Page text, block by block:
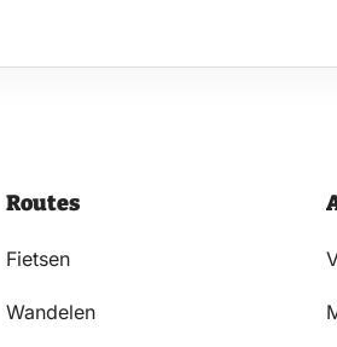
Routes
Fietsen
Wandelen